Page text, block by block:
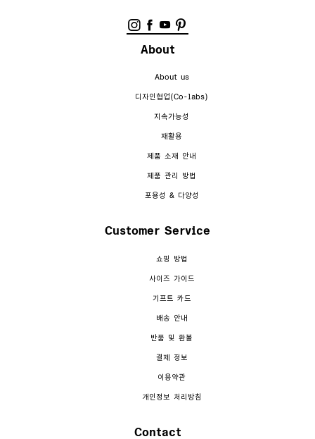
반품 및 환불 정책
About
About us
디자인협업(Co-labs)
지속가능성
재활용
제품 소재 안내
제품 관리 방법
포용성 & 다양성
Customer Service
쇼핑 방법
사이즈 가이드
기프트 카드
배송 안내
반품 및 환불
결제 정보
이용약관
개인정보 처리방침
Contact